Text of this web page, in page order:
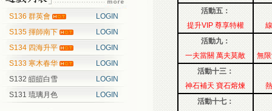
活動五：
提升VIP 尊享特權
活動九：
一夫當關 萬夫莫敵
無
活動十三：
神石補天 寶石熔煉
活動十七：
LOGIN
S136 群英會
LOGIN
S135 揮師南下
LOGIN
S134 四海升平
LOGIN
S133 寒木春华
LOGIN
S132 皚皚白雪
LOGIN
S131 琉璃月色